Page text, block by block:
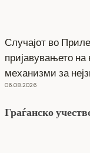
Случајот во
пријавувањето на
механизми за
06.08.2026
Граѓанско